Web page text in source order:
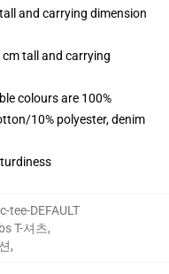
and carrying dimension
tall and carrying
colours are 100%
10% polyester, denim
tee-DEFAULT
T-셔츠,
,